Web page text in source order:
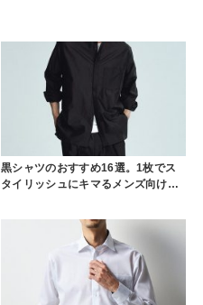
黒シャツのおすすめ16選。1枚でス
タイリッシュにキマるメンズ向け…